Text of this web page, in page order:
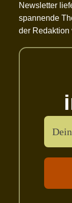
Newsletter
spannende
der Redaktion